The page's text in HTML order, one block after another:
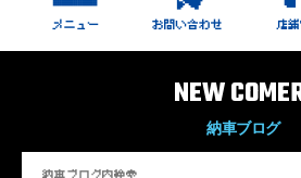
NEW
納車ブログ